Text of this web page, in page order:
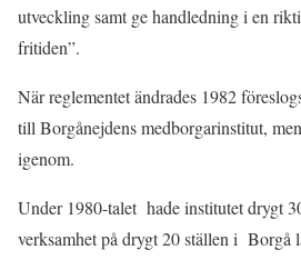
utveckling samt ge handledning i en
fritiden”.
När reglementet ändrades 1982
till Borgånejdens medborgarinstitut,
igenom.
Under 1980-talet hade institutet drygt
verksamhet på drygt 20 ställen i Borgå